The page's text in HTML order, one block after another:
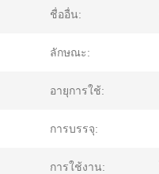
ชื่ออื่น:
ลักษณะ:
อายุการใช้:
การบรรจุ:
การใช้งาน: